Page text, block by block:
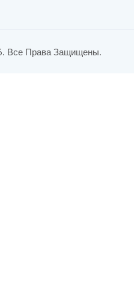
Все Права Защищены.